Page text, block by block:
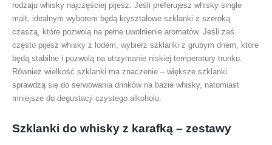
rodzaju whisky najczęściej pijesz. Jeśli preferujesz whisky single
malt, idealnym wyborem będą kryształowe szklanki z szeroką
czaszą, które pozwolą na pełne uwolnienie aromatów. Jeśli zaś
często pijesz whisky z lodem, wybierz szklanki z grubym dnem, które
będą stabilne i pozwolą na utrzymanie niskiej temperatury trunku.
Również wielkość szklanki ma znaczenie – większe szklanki
sprawdzą się do serwowania drinków na bazie whisky, natomiast
mniejsze do degustacji czystego alkoholu.
Szklanki do whisky z karafką – zestawy